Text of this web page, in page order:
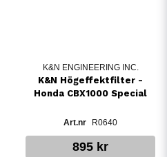
K&N ENGINEERING INC.
K&N Högeffektfilter -
Honda CBX1000 Special
R0640
895 kr